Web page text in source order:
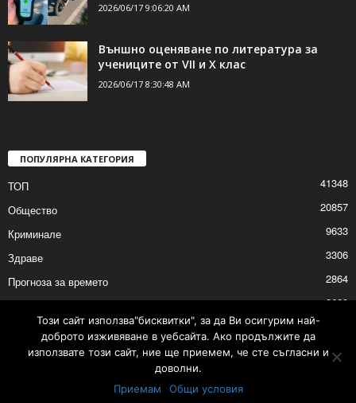
2026/06/17 9:06:20 AM
Външно оценяване по литература за
учениците от VII и X клас
2026/06/17 8:30:48 AM
ПОПУЛЯРНА КАТЕГОРИЯ
ТОП
41348
Общество
20857
Криминале
9633
Здраве
3306
Прогноза за времето
2864
Политика
2689
Култура
Този сайт използва"бисквитки", за да Ви осигурим най-
доброто изживяване в уебсайта. Ако продължите да
използвате този сайт, ние ще приемем, че сте съгласни и
доволни.
Приемам
Общи условия